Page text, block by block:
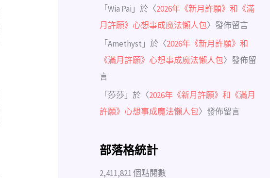
「Wia Pai 」於〈2026年《新月許願》和《滿
月許願》心想事成魔法懶人包〉發佈留言
「Amethyst 」於〈2026年《新月許願》和
《滿月許願》心想事成魔法懶人包〉發佈留
言
「 莎莎 」於〈2026年《新月許願》和《滿月
許願》心想事成魔法懶人包〉發佈留言
部落格統計
2,411,821 個點閱數